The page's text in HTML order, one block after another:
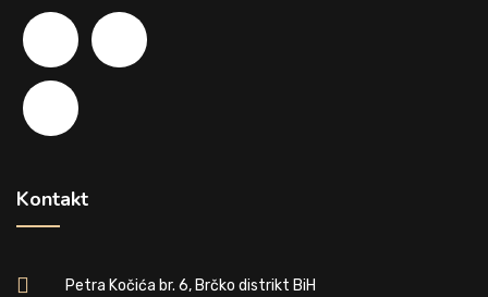
Kontakt
Petra Kočića br. 6, Brčko distrikt BiH